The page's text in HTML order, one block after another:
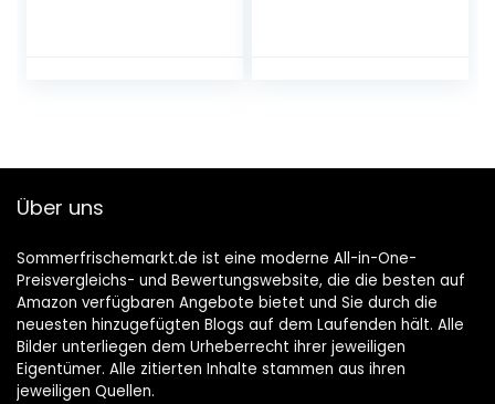
1er Pack (1 x 69 g)
Über uns
Sommerfrischemarkt.de ist eine moderne All-in-One-
Preisvergleichs- und Bewertungswebsite, die die besten auf
Amazon verfügbaren Angebote bietet und Sie durch die
neuesten hinzugefügten Blogs auf dem Laufenden hält. Alle
Bilder unterliegen dem Urheberrecht ihrer jeweiligen
Eigentümer. Alle zitierten Inhalte stammen aus ihren
jeweiligen Quellen.